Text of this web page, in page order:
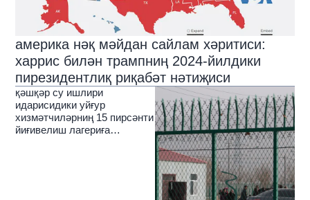
америка нәқ мәйдан сайлам хәритиси:
харрис билән трампниң 2024-йилдики
пирезидентлиқ риқабәт нәтиҗиси
қәшқәр су ишлири
идарисидики уйғур
хизмәтчиләрниң 15 пирсәнти
йиғивелиш лагериға